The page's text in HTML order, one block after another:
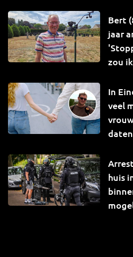
Bert
jaar
zou ik
In
veel
huis